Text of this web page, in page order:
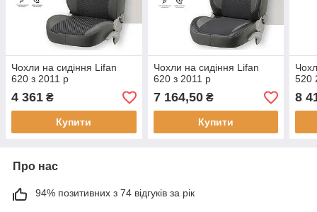
Чохли на сидіння Lifan
620 з 2011 р
4 361 ₴
Купити
Чохли на сидіння Lifan
620 з 2011 р
7 164,50₴
Купити
520
8
Про нас
94% позитивних з 74 відгуків за рік